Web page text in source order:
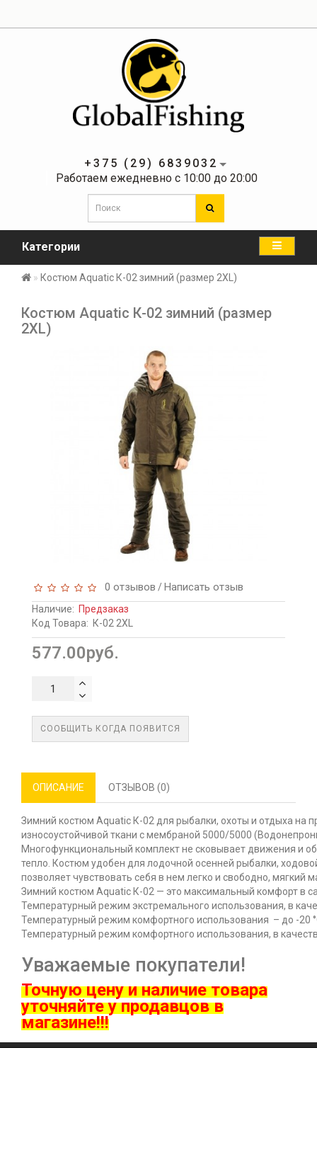
+375 (29) 6839032
Работаем ежедневно с 10:00 до 20:00
Категории
Костюм Aquatic К-02 зимний (размер 2XL)
Костюм Aquatic К-02 зимний (размер
2XL)
0 отзывов /Написать отзыв
Наличие: Предзаказ
Код Товара: К-02 2XL
577.00руб.
СООБЩИТЬ КОГДА ПОЯВИТСЯ
ОПИСАНИЕ ОТЗЫВОВ (0)
Зимний костюм Aquatic К-02 для рыбалки, охоты и отдыха на
износоустойчивой ткани с мембраной 5000/5000
Многофункциональный комплект не сковывает движения и
тепло. Костюм удобен для лодочной осенней рыбалки,
позволяет чувствовать себя в нем легко и свободно,
Зимний костюм Aquatic К-02 — это максимальный комфорт в
Температурный режим экстремального использования, в
Температурный режим комфортного использования – до -20
Температурный режим комфортного использования, в
Уважаемые покупатели!
Точную цену и наличие товара
уточняйте у продавцов в
магазине!!!